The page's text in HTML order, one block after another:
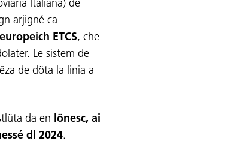
Italiana) de
arjigné ca
ETCS, che
Le sistem de
de döta la linia a
da en lönesc, ai
dl 2024.